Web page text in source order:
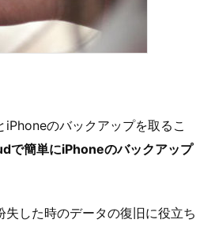
のバックアップを取るこ
で簡単にiPhoneのバックアップ
した時のデータの復旧に役立ち